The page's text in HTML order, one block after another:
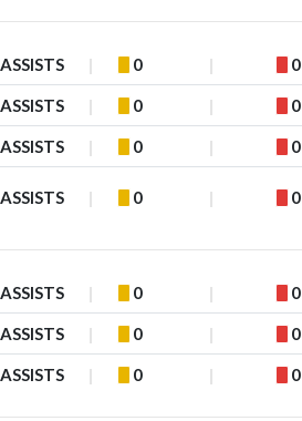
ASSISTS 0 0
ASSISTS 0 0
ASSISTS 0 0
ASSISTS 0 0
ASSISTS 0 0
ASSISTS 0 0
ASSISTS 0 0